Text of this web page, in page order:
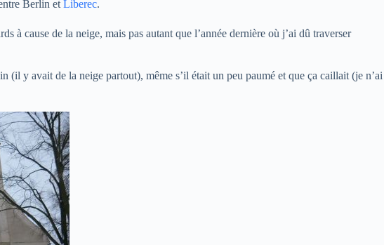
Berlin et Liberec.
à cause de la neige, mais pas autant que l’année dernière où j’ai dû traverser
(il y avait de la neige partout), même s’il était un peu paumé et que ça caillait (je n’ai